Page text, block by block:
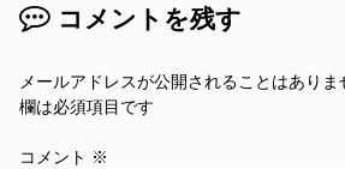
コメントを残す
メールアドレスが公開されることはありま
欄は必須項目です
コメント ※